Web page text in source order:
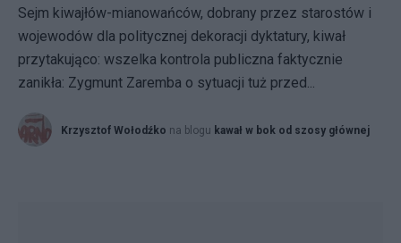
Sejm kiwajłów-mianowańców, dobrany przez starostów i
wojewodów dla politycznej dekoracji dyktatury, kiwał
przytakująco: wszelka kontrola publiczna faktycznie
zanikła: Zygmunt Zaremba o sytuacji tuż przed...
Krzysztof Wołodźko na blogu kawał w bok od szosy głównej